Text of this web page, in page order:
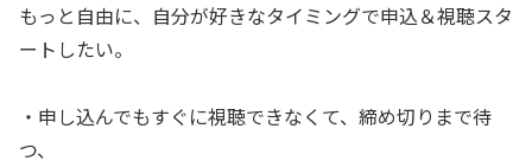
もっと自由に、自分が好きなタイミングで申込＆視聴スタ
ートしたい。
・申し込んでもすぐに視聴できなくて、締め切りまで待
つ、